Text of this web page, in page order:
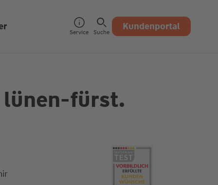
Service Suche Kundenportal
lünen-fürst.